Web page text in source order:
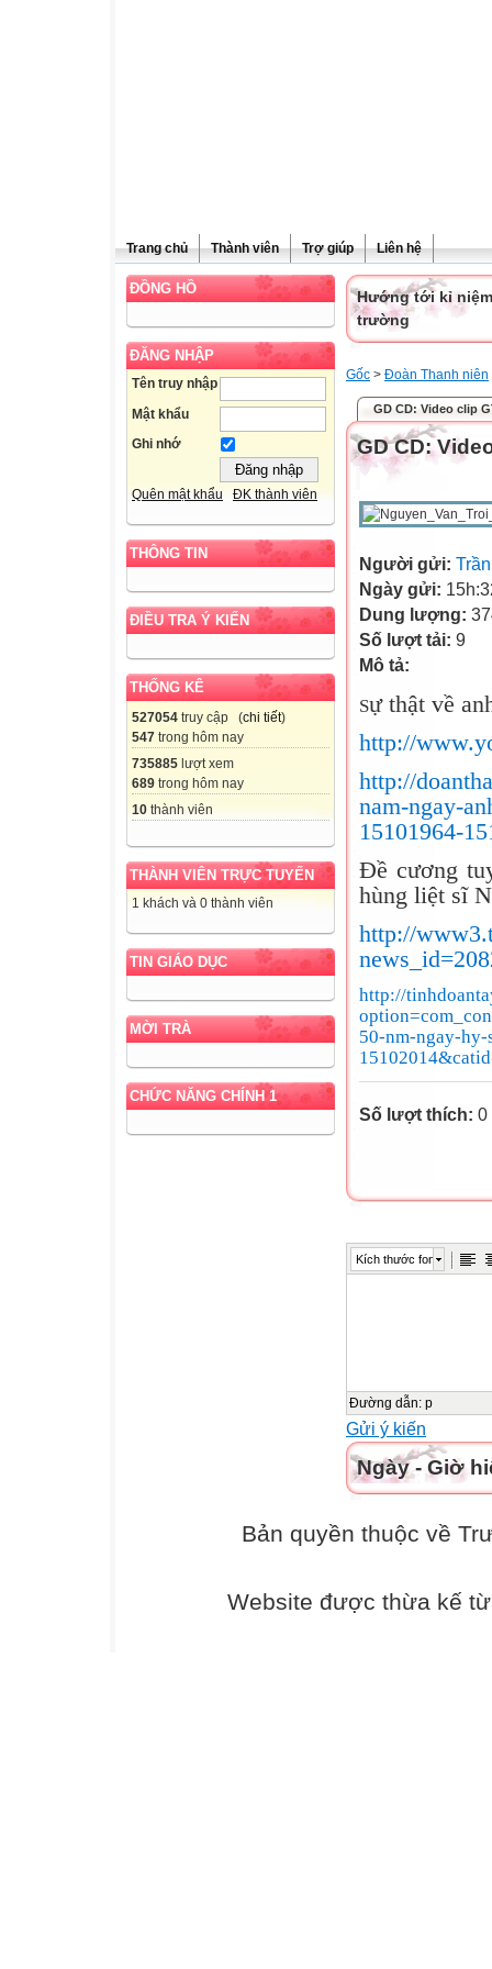
Trang chủ Thành viên Trợ giúp Liên hệ
ĐỒNG HỒ
ĐĂNG NHẬP
Tên truy nhập
Mật khẩu
Ghi nhớ
Quên mật khẩu ĐK thành viên
THÔNG TIN
ĐIỀU TRA Ý KIẾN
THỐNG KÊ
527054 truy cập (chi tiết)
547 trong hôm nay
735885 lượt xem
689 trong hôm nay
10 thành viên
THÀNH VIÊN TRỰC TUYẾN
1 khách và 0 thành viên
TIN GIÁO DỤC
MỜI TRÀ
CHỨC NĂNG CHÍNH 1
Hướng tới kỉ
trường
Gốc > Đoàn Thanh niên
GD CD: Video clip
GD CD:
Người gửi:
Ngày gửi:
Dung lượng:
Số lượt tải: 9
Mô tả:
Sự thật về
http://
http://
nam-ngay-
15101964-
Đề cương
hùng liệt sĩ
http://
http://
50-nm-ngay-
Số lượt thích: 0
Kích thước font
Đường dẫn: p
Gửi ý kiến
Ngày - Giờ
Bản quyền thuộc về
Website được thừa kế